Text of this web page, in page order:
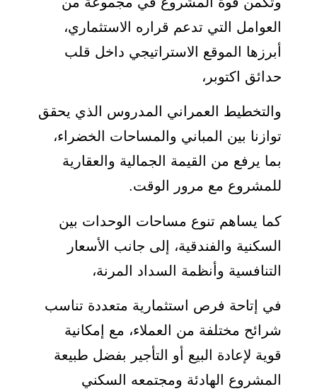
العوامل التي تدعم قراره الاستثماري،
أبرزها الموقع الاستراتيجي داخل قلب
حدائق اكتوبر،
والتخطيط العمراني المدروس الذي يحقق
توازنا بين المباني والمساحات الخضراء،
بما يرفع من القيمة الجمالية والعقارية
للمشروع مع مرور الوقت.
كما يساهم تنوع مساحات الوحدات بين
السكنية والفندقية، إلى جانب الأسعار
التنافسية وأنظمة السداد المرنة،
في إتاحة فرص استثمارية متعددة تناسب
شرائح مختلفة من العملاء، مع إمكانية
قوية لإعادة البيع أو التأجير بفضل طبيعة
المشروع الهادئة ومجتمعه السكني